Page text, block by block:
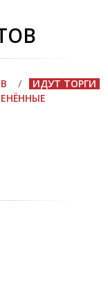
/
ИДУТ ТОРГИ